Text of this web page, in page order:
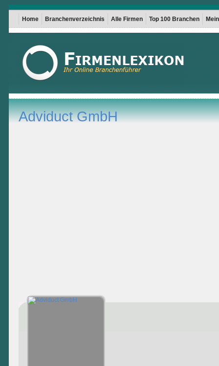
Home Branchenverzeichnis Alle Firmen Top 100 Branchen
Adviduct GmbH